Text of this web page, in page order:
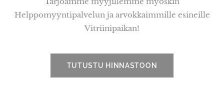
Helppomyyntipalvelun ja arvokkaimmille esineille
Vitriinipaikan!
TUTUSTU HINNASTOON